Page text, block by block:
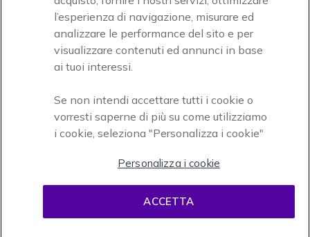
Onedirect, azienda del gruppo INCEPT
Condizioni di vendita
l’esperienza di navigazione, misurare ed
analizzare le performance del sito e per
visualizzare contenuti ed annunci in base
ai tuoi interessi.
Se non intendi accettare tutti i cookie o
vorresti saperne di più su come utilizziamo
i cookie, seleziona "Personalizza i cookie"
Personalizza i cookie
ACCETTA